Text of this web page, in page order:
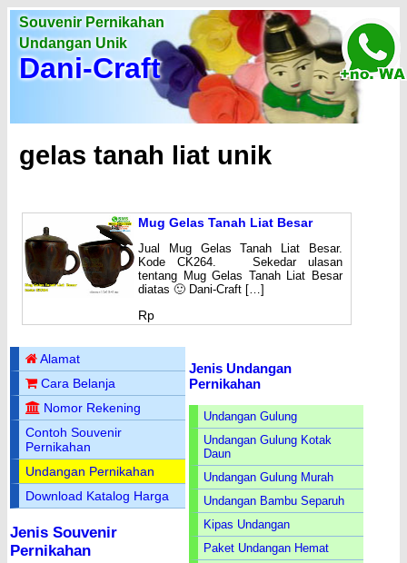
Souvenir Pernikahan
Undangan Unik
Dani-Craft
gelas tanah liat unik
Mug Gelas Tanah Liat Besar
Jual Mug Gelas Tanah Liat Besar.
Kode CK264. Sekedar ulasan
tentang Mug Gelas Tanah Liat Besar
diatas 🙂 Dani-Craft […]
Rp
Alamat
Cara Belanja
Nomor Rekening
Contoh Souvenir
Pernikahan
Undangan Pernikahan
Download Katalog Harga
Jenis Souvenir
Pernikahan
Jenis Undangan
Pernikahan
Undangan Gulung
Undangan Gulung Kotak
Daun
Undangan Gulung Murah
Undangan Bambu Separuh
Kipas Undangan
Paket Undangan Hemat